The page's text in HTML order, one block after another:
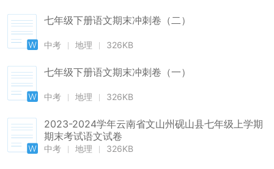
七年级下册语文期末冲刺卷（二）
中考 地理 326KB
七年级下册语文期末冲刺卷（一）
中考 地理 326KB
2023-2024学年云南省文山州砚山县七年级上学期
期末考试语文试卷
中考 地理 326KB